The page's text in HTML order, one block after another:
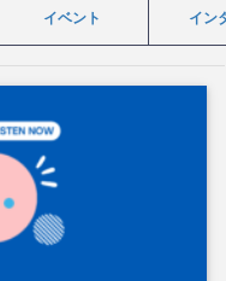
イベント イン